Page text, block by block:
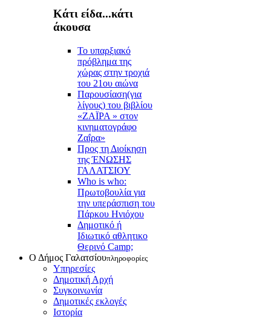
Κάτι είδα...κάτι
άκουσα
Το υπαρξιακό
πρόβλημα της
χώρας στην τροχιά
του 21ου αιώνα
Παρουσίαση(για
λίγους) του βιβλίου
«ΖΑΪΡΑ » στον
κινηματογράφο
Ζαΐρα»
Προς τη Διοίκηση
της ΈΝΩΣΗΣ
ΓΑΛΑΤΣΙΟΥ
Who is who:
Πρωτοβουλία για
την υπεράσπιση του
Πάρκου Ηνιόχου
Δημοτικό ή
Ιδιωτικό αθλητικο
Θερινό Camp;
Ο Δήμος Γαλατσίουπληροφορίες
Υπηρεσίες
Δημοτική Αρχή
Συγκοινωνία
Δημοτικές εκλογές
Ιστορία